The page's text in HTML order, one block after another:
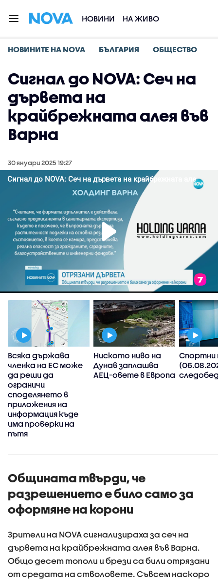
НОВИНИ НА ЖИВО
НОВИНИТЕ НА NOVA БЪЛГАРИЯ ОБЩЕСТВО
Сигнал до NOVA: Сеч на
дървета на
крайбрежната алея във
Варна
30 януари 2025 19:27
Всяка държава
членка на ЕС може
да реши да
ограничи
споделянето в
приложения на
информация къде
има проверки на
пътя
Ниското ниво на
Дунав заплашва
АЕЦ-овете в Европа
Спортни
Общината твърди, че
разрешението е било само за
оформяне на корони
Зрители на NOVA сигнализираха за сеч на
дървета на крайбрежната алея във Варна.
Общо десет тополи и брези са били отрязани
от средата на стволовете. Съвсем наскоро